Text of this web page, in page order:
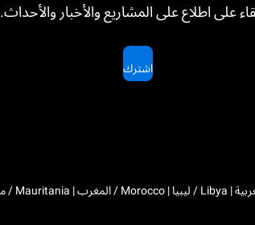
على اطلاع على المشاريع والأخبار والأحداث.
اشترك